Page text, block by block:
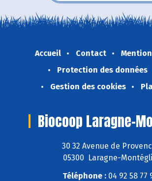
Accueil Contact
Protection des données
Gestion des cookies
Biocoop Laragne-
30 32 Avenue de
05300 Laragne-
Téléphone :04 92 58 77